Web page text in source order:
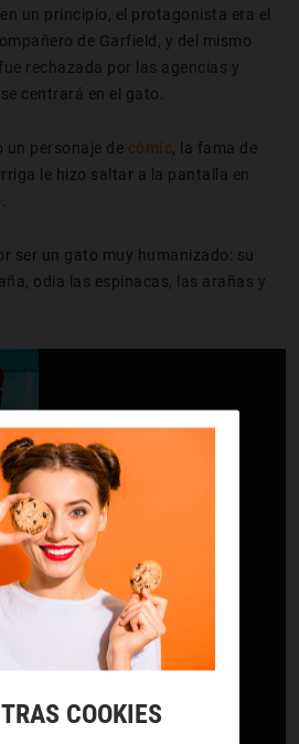
un principio, el protagonista era el
de Garfield, y del mismo
rechazada por las agencias y
centrará en el gato.
un personaje de cómic , la fama de
le hizo saltar a la pantalla en
ser un gato muy humanizado: su
odia las espinacas, las arañas y
COOKIES